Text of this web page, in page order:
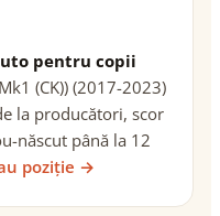
pentru copii
(CK)) (2017-2023)
la producători, scor
născut până la 12
poziție →